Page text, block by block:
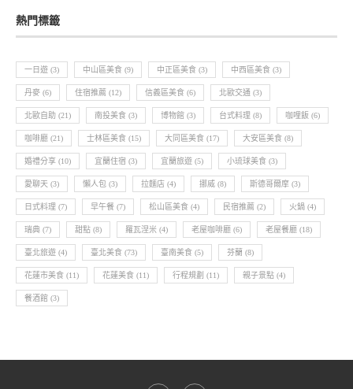
熱門標籤
一日遊 (3) 中山區美食 (9) 中正區美食 (3) 中西區美食 (3)
丹麥 (6) 住宿推薦 (12) 信義區美食 (6) 北歐交通 (3)
北歐自助 (21) 南投美食 (3) 博物館 (3) 台式料理 (8) 咖哩飯 (6)
咖啡廳 (21) 士林區美食 (15) 大同區美食 (17) 大安區美食 (8)
婚禮分享 (10) 宜蘭住宿 (3) 宜蘭旅遊 (5) 小琉球美食 (3)
愛聊天 (3) 懶人包 (3) 拉麵店 (4) 挪威 (8) 斯德哥爾摩 (3)
日式料理 (7) 早午餐 (7) 松山區美食 (4) 民宿推薦 (2) 火鍋 (4)
瑞典 (7) 甜點 (8) 羅瓦涅米 (4) 老屋咖啡廳 (6) 老屋餐廳 (18)
臺北旅遊 (4) 臺北美食 (73) 臺南美食 (5) 芬蘭 (8)
花蓮市美食 (11) 花蓮美食 (11) 行程規劃 (11) 親子景點 (4)
餐酒館 (3)